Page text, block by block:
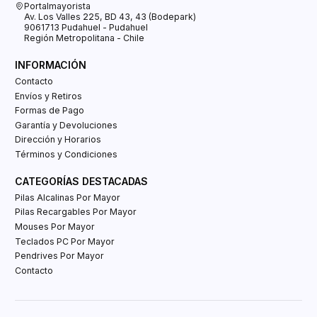
Portalmayorista
Av. Los Valles 225, BD 43, 43 (Bodepark)
9061713 Pudahuel - Pudahuel
Región Metropolitana - Chile
INFORMACIÓN
Contacto
Envíos y Retiros
Formas de Pago
Garantía y Devoluciones
Dirección y Horarios
Términos y Condiciones
CATEGORÍAS DESTACADAS
Pilas Alcalinas Por Mayor
Pilas Recargables Por Mayor
Mouses Por Mayor
Teclados PC Por Mayor
Pendrives Por Mayor
Contacto